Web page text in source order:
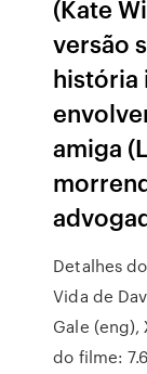
(Kate
versão
história
amiga
Detalhes
Vida de
Gale (eng),
do filme: